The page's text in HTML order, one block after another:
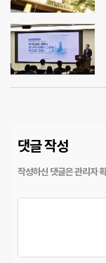
댓글 작성